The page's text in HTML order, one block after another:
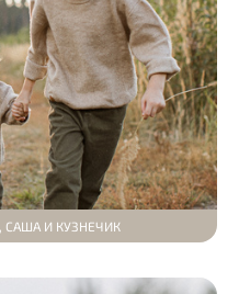
САША И КУЗНЕЧИК